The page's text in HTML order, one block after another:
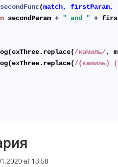
secondFunc(match, firstParam,
secondParam + " and " +
/камиль/,
/(камиль)
at 13:58